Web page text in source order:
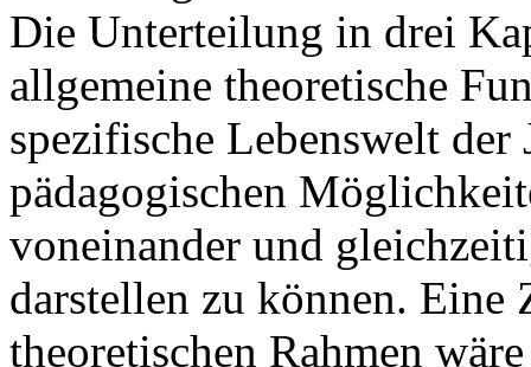
Die Unterteilung in drei
allgemeine theoretische
spezifische Lebenswelt
pädagogischen
voneinander und
darstellen zu können. Eine
theoretischen Rahmen